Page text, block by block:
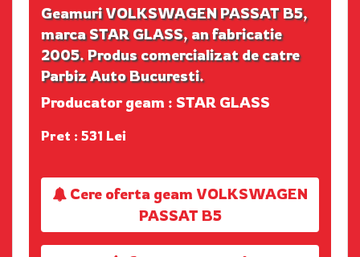
Geamuri VOLKSWAGEN PASSAT B5,
marca STAR GLASS, an fabricatie
2005. Produs comercializat de catre
Parbiz Auto Bucuresti.
Producator geam : STAR GLASS
Pret : 531 Lei
Cere oferta geam VOLKSWAGEN
PASSAT B5